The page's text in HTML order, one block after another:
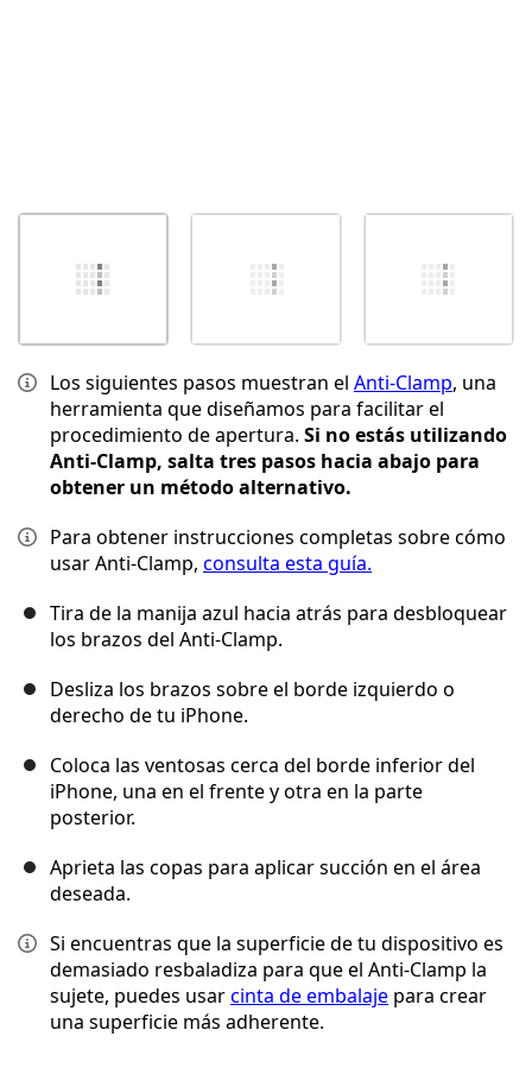
Los siguientes pasos muestran el Anti-Clamp, una
herramienta que diseñamos para facilitar el
procedimiento de apertura. Si no estás utilizando
Anti-Clamp, salta tres pasos hacia abajo para
obtener un método alternativo.
Para obtener instrucciones completas sobre cómo
usar Anti-Clamp, consulta esta guía.
Tira de la manija azul hacia atrás para desbloquear
los brazos del Anti-Clamp.
Desliza los brazos sobre el borde izquierdo o
derecho de tu iPhone.
Coloca las ventosas cerca del borde inferior del
iPhone, una en el frente y otra en la parte
posterior.
Aprieta las copas para aplicar succión en el área
deseada.
Si encuentras que la superficie de tu dispositivo es
demasiado resbaladiza para que el Anti-Clamp la
sujete, puedes usarcinta de embalaje para crear
una superficie más adherente.